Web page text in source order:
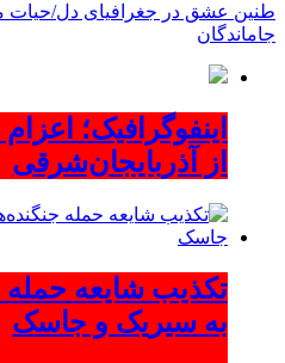
طنین عشق در جغرافیای دل/حیات
جاماندگان
از آذربایجان‌شرقی
تکذیب شایعه حمله
به سیریک و جاسک